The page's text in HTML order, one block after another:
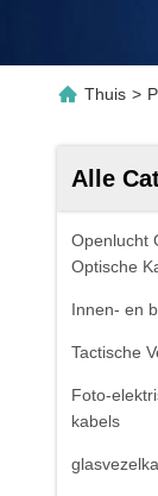
Thuis >
Alle
Openlucht
Optische
Innen- en
Tactische
Foto-
kabels